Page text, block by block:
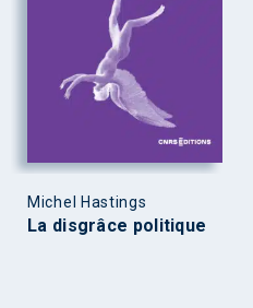
Michel Hastings
La disgrâce politique